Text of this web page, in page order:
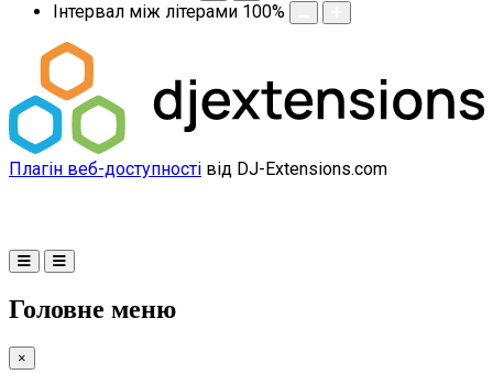
Інтервал між літерами 100%
Плагін веб-доступності від DJ-Extensions.com
Головне меню
×